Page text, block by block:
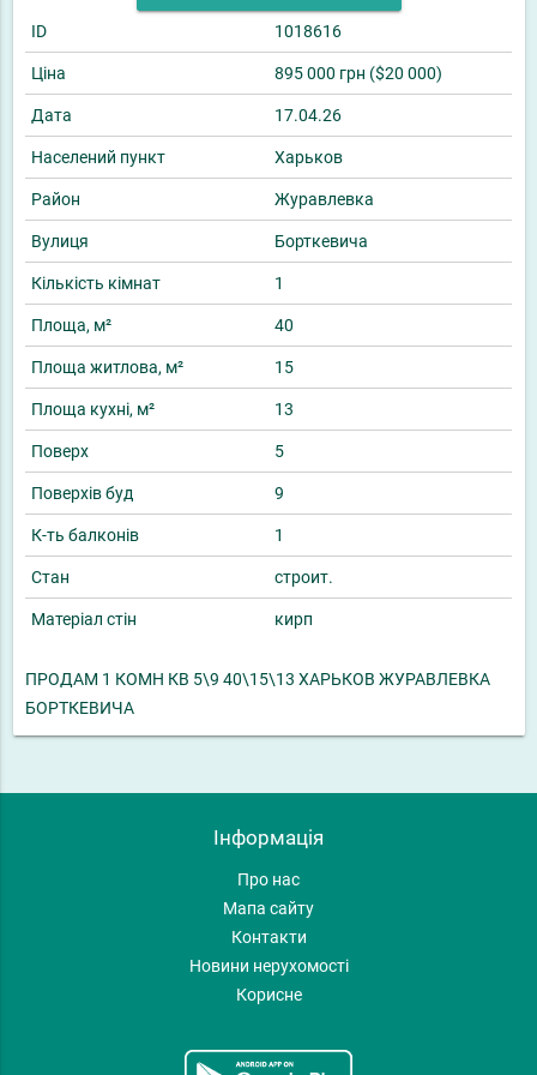
ID 1018616
Ціна 895 000 грн ($20 000)
Дата 17.04.26
Населений пункт Харьков
Район Журавлевка
Вулиця Борткевича
Кількість кімнат 1
Площа, м² 40
Площа житлова, м² 15
Площа кухні, м² 13
Поверх 5
Поверхів буд 9
К-ть балконів 1
Стан строит.
Матеріал стін кирп
ПРОДАМ 1 КОМН КВ 5\9 40\15\13 ХАРЬКОВ ЖУРАВЛЕВКА
БОРТКЕВИЧА
Інформація
Про нас
Мапа сайту
Контакти
Новини нерухомості
Корисне